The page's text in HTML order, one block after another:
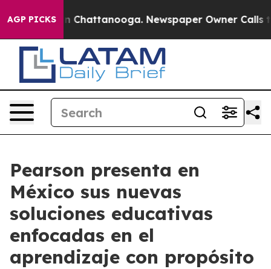
AGP PICKS
Chaos in Chattanooga. Newspaper Owner Calls the
Pearson presenta en
México sus nuevas
soluciones educativas
enfocadas en el
aprendizaje con propósito